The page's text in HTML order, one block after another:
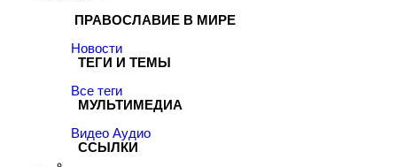
ПРАВОСЛАВИЕ В МИРЕ
Новости
ТЕГИ И ТЕМЫ
Все теги
МУЛЬТИМЕДИА
Видео Аудио
ССЫЛКИ